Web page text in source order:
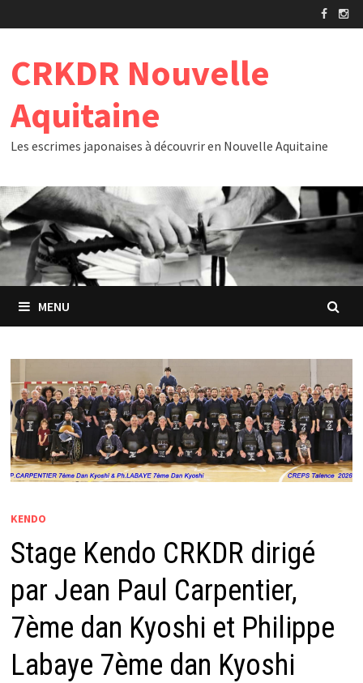
au
CRKDR Nouvelle
Aquitaine
Les escrimes japonaises à découvrir en Nouvelle Aquitaine
MENU
KENDO
Stage Kendo CRKDR dirigé
par Jean Paul Carpentier,
7ème dan Kyoshi et Philippe
Labaye 7ème dan Kyoshi